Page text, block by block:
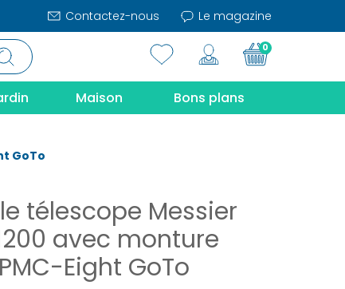
Contactez-nous Le magazine
0
Maison Bons plans
GoTo
télescope Messier
avec monture
Eight GoTo